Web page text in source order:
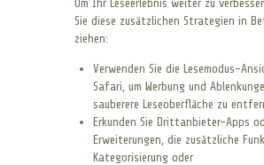
Um Ihr Leseerlebnis weiter zu
Sie diese zusätzlichen Strategien in
ziehen:
Verwenden Sie die Lesemodus-
Safari, um Werbung und
sauberere Leseoberfläche zu
Erkunden Sie Drittanbieter-Apps
Erweiterungen, die zusätzliche
Kategorisierung oder